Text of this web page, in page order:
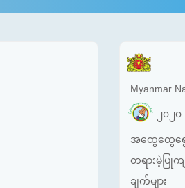
Myanmar
၂၀၂
အထွေထွေရွေ
တရားမဲ့ပြုက
ချက်များ